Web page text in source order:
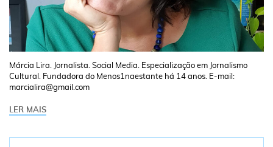
Márcia Lira. Jornalista. Social Media. Especialização em Jornalismo
Cultural. Fundadora do Menos1naestante há 14 anos. E-mail:
marcialira@gmail.com
LER MAIS